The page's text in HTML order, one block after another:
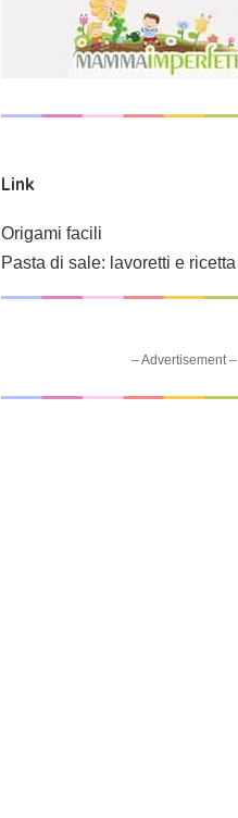
Link
Origami facili
Pasta di sale: lavoretti e ricetta
– Advertisement –